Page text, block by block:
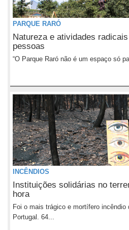
PARQUE RARÓ
Natureza e atividades
pessoas
“O Parque Raró não é um espaço só
INCÊNDIOS
Instituições solidárias no
hora
Foi o mais trágico e mortífero incêndio
Portugal. 64...